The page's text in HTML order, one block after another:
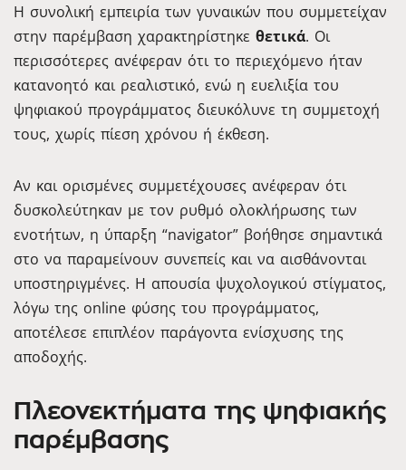
Η συνολική εμπειρία των γυναικών που συμμετείχαν
στην παρέμβαση χαρακτηρίστηκε θετικά. Οι
περισσότερες ανέφεραν ότι το περιεχόμενο ήταν
κατανοητό και ρεαλιστικό, ενώ η ευελιξία του
ψηφιακού προγράμματος διευκόλυνε τη συμμετοχή
τους, χωρίς πίεση χρόνου ή έκθεση.
Αν και ορισμένες συμμετέχουσες ανέφεραν ότι
δυσκολεύτηκαν με τον ρυθμό ολοκλήρωσης των
ενοτήτων, η ύπαρξη “navigator” βοήθησε σημαντικά
στο να παραμείνουν συνεπείς και να αισθάνονται
υποστηριγμένες. Η απουσία ψυχολογικού στίγματος,
λόγω της online φύσης του προγράμματος,
αποτέλεσε επιπλέον παράγοντα ενίσχυσης της
αποδοχής.
Πλεονεκτήματα της ψηφιακής
παρέμβασης